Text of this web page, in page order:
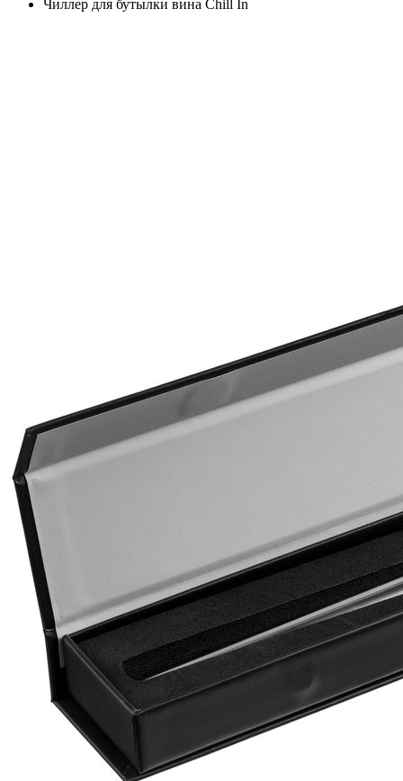
Чиллер для бутылки вина Chill In